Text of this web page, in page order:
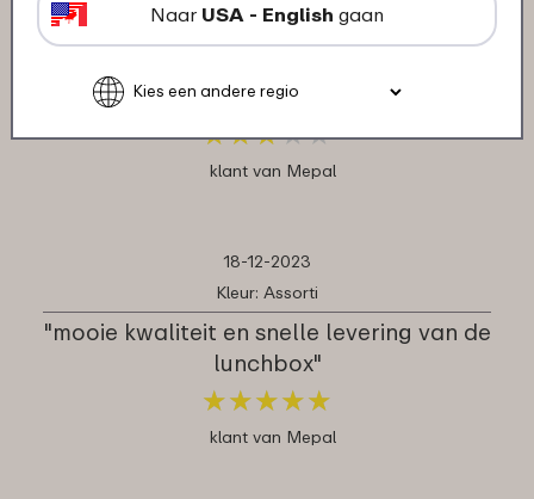
18-12-2023
"De foto stond niet in het midden."
★★★★★
★★★★★
klant van Mepal
18-12-2023
Kleur: Assorti
"mooie kwaliteit en snelle levering van de
lunchbox"
★★★★★
★★★★★
klant van Mepal
Naar USA - English gaan